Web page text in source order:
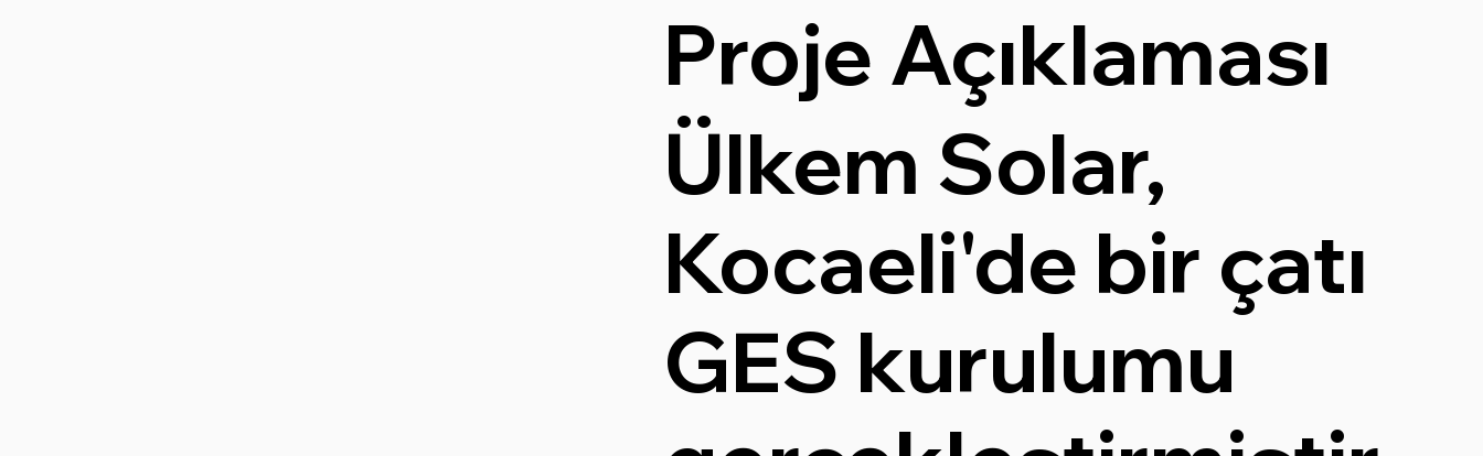
Proje Açıklaması
Ülkem Solar,
Kocaeli'de bir çatı
GES kurulumu